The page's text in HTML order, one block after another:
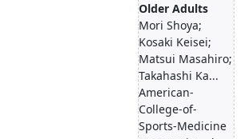
Older Adults
Mori Shoya;
Kosaki Keisei;
Matsui Masahiro;
Takahashi Ka...
American-
College-of-
Sports-Medicine